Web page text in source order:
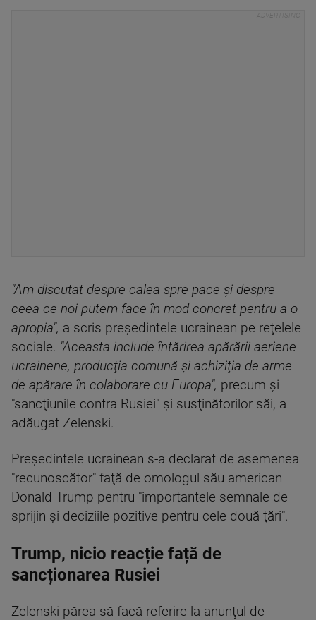
"Am discutat despre calea spre pace şi despre
ceea ce noi putem face în mod concret pentru a o
apropia", a scris preşedintele ucrainean pe reţelele
sociale. "Aceasta include întărirea apărării aeriene
ucrainene, producţia comună şi achiziţia de arme
de apărare în colaborare cu Europa", precum şi
"sancţiunile contra Rusiei" şi susţinătorilor săi, a
adăugat Zelenski.
Preşedintele ucrainean s-a declarat de asemenea
"recunoscător" faţă de omologul său american
Donald Trump pentru "importantele semnale de
sprijin şi deciziile pozitive pentru cele două ţări".
Trump, nicio reacție față de
sancționarea Rusiei
Zelenski părea să facă referire la anunţul de